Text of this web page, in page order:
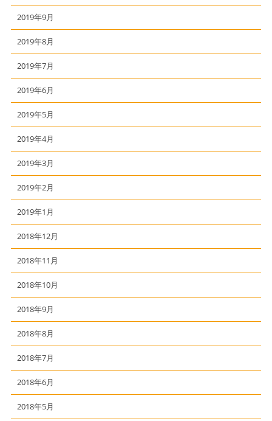
2019年9月
2019年8月
2019年7月
2019年6月
2019年5月
2019年4月
2019年3月
2019年2月
2019年1月
2018年12月
2018年11月
2018年10月
2018年9月
2018年8月
2018年7月
2018年6月
2018年5月